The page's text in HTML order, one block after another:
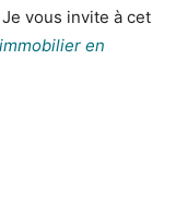
vous invite à cet
en